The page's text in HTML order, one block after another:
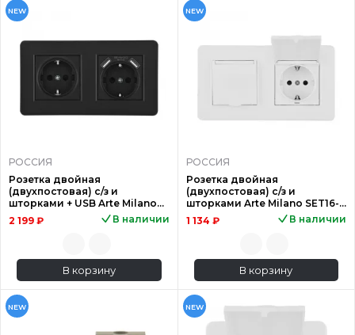
NEW
РОССИЯ
Розетка двойная
(двухпостовая) с/з и
шторками + USB Arte Milano
SET16-2-47-1-40-1 black
2 199 ₽ В наличии
В корзину
NEW
РОССИЯ
Розетка двойная
(двухпостовая) с/з и
шторками Arte Milano SET16-
2-41-1x2 white
1 134 ₽ В наличии
В корзину
NEW NEW